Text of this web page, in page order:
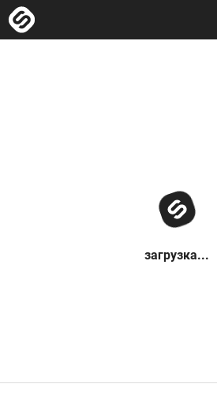
загрузка...